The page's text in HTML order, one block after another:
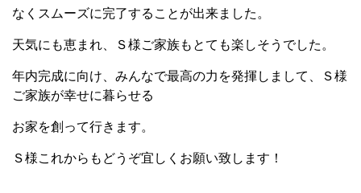
なくスムーズに完了することが出来ました。
天気にも恵まれ、Ｓ様ご家族もとても楽しそうでした。
年内完成に向け、みんなで最高の力を発揮しまして、Ｓ様
ご家族が幸せに暮らせる
お家を創って行きます。
Ｓ様これからもどうぞ宜しくお願い致します！